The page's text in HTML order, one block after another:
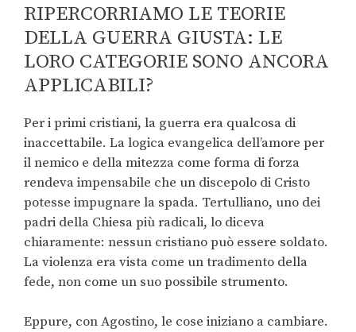
RIPERCORRIAMO LE TEORIE
DELLA GUERRA GIUSTA: LE
LORO CATEGORIE SONO ANCORA
APPLICABILI?
Per i primi cristiani, la guerra era qualcosa di
inaccettabile. La logica evangelica dell’amore per
il nemico e della mitezza come forma di forza
rendeva impensabile che un discepolo di Cristo
potesse impugnare la spada. Tertulliano, uno dei
padri della Chiesa più radicali, lo diceva
chiaramente: nessun cristiano può essere soldato.
La violenza era vista come un tradimento della
fede, non come un suo possibile strumento.
Eppure, con Agostino, le cose iniziano a cambiare.